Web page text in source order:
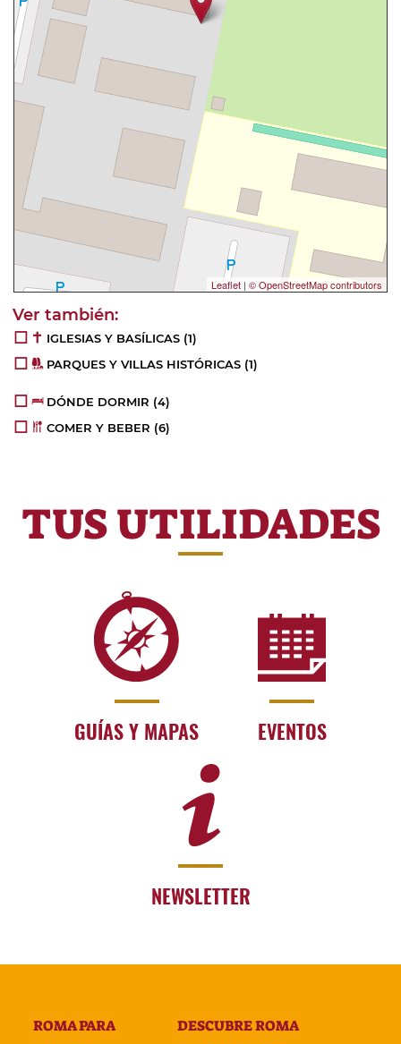
Leaflet | © OpenStreetMap contributors
IGLESIAS Y BASÍLICAS (1)
PARQUES Y VILLAS HISTÓRICAS (1)
DÓNDE DORMIR (4)
COMER Y BEBER (6)
TUS UTILIDADES
GUÍAS Y MAPAS EVENTOS
NEWSLETTER
ROMA PARA DESCUBRE ROMA